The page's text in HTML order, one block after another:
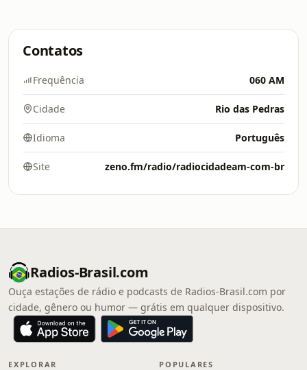
Contatos
Frequência 060 AM
Cidade Rio das Pedras
Idioma Português
Site zeno.fm/radio/radiocidadeam-com-br
Radios-Brasil.com
Ouça estações de rádio e podcasts de Radios-Brasil.com por
cidade, gênero ou humor — grátis em qualquer dispositivo.
EXPLORAR POPULARES